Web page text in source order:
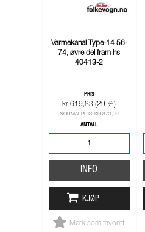
Varmekanal Type-14 56-
74, øvre del fram hs
40413-2
PRIS
kr 619,83 (29 %)
NORMALPRIS: KR 873,00
ANTALL
INFO
KJØP
Merk som favoritt